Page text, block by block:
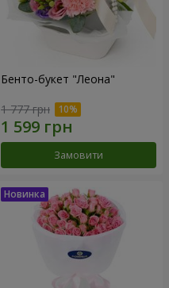
Бенто-букет "Леона"
1 777 грн
Замовити